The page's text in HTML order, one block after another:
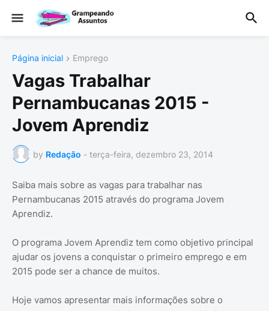
Página inicial Emprego
Vagas Trabalhar
Pernambucanas 2015 -
Jovem Aprendiz
by Redação - terça-feira, dezembro 23, 2014
Saiba mais sobre as vagas para trabalhar nas
Pernambucanas 2015 através do programa Jovem
Aprendiz.
O programa Jovem Aprendiz tem como objetivo principal
ajudar os jovens a conquistar o primeiro emprego e em
2015 pode ser a chance de muitos.
Hoje vamos apresentar mais informações sobre o